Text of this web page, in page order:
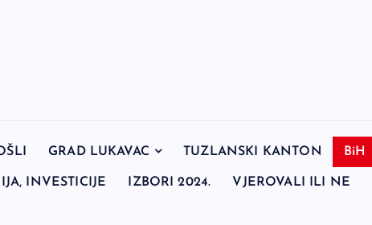
GRAD LUKAVAC TUZLANSKI KANTON BiH
INVESTICIJE IZBORI 2024. VJEROVALI ILI NE